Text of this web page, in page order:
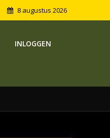
8 augustus 2026
INLOGGEN